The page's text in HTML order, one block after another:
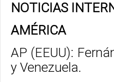
NOTICIAS
AMÉRICA
AP (EEUU):
y Venezuela.